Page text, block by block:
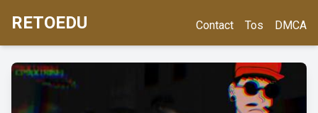
RETOEDU Contact Tos DMCA